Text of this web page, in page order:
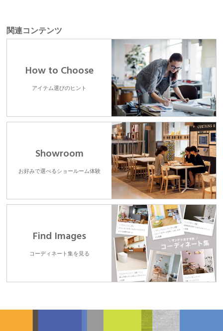
関連コンテンツ
How to Choose
アイテム選びのヒント
Showroom
お好みで選べるショールーム体験
Find Images
コーディネート集を見る